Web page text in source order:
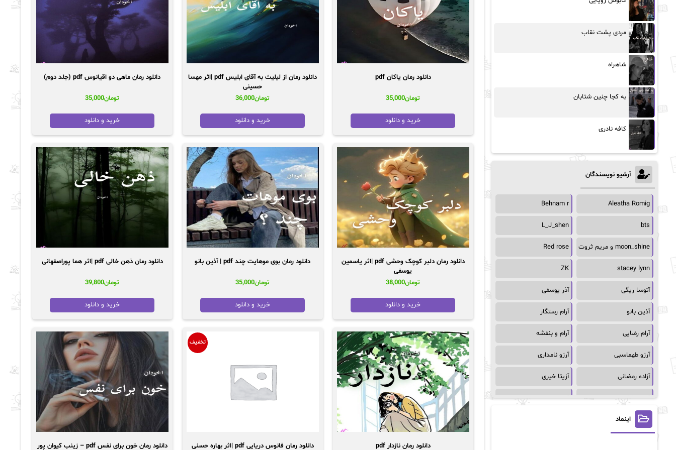
دانلود رمان یاکان pdf
تومان35,000
خرید و دانلود
دانلود رمان از لیلیث به آقای ابلیس pdf |اثر مهسا
حسینی
تومان36,000
خرید و دانلود
دانلود رمان ماهی دو اقیانوس pdf (جلد دوم)
تومان35,000
خرید و دانلود
دانلود رمان دلبر کوچک وحشی pdf |اثر یاسمین
یوسفی
تومان38,000
خرید و دانلود
دانلود رمان بوی موهایت چند pdf | آذین بانو
تومان35,000
خرید و دانلود
دانلود رمان ذهن خالی pdf |اثر هما پوراصفهانی
تومان39,800
خرید و دانلود
دانلود رمان نازدار pdf
تخفیف
دانلود رمان فانوس دریایی pdf |اثر بهاره حسنی دانلود رمان خون برای نفس pdf – زینب کیوان پور
مردی پشت نقاب
شاهراه
به کجا چنین شتابان
کافه نادری
آرشیو نویسندگان
Aleatha Romig
Behnam r
bts
L_J_shen
moon_shine و مریم ثروت Red rose
stacey lynn
ZK
آتوسا ریگی آذر یوسفی
آذین بانو آرام رستگار
آرام رضایی آرام و بنفشه
آرزو طهماسبی آرزو نامداری
آزاده رمضانی آزیتا خیری
آسمان64 آسمان۶۵
آسیه احمدی
اینماد